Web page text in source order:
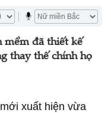
mềm đã thiết kế
thay thế chính họ
xuất hiện vừa